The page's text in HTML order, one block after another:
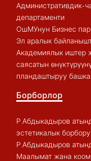
Административдик-
департаменти
ОшМУнун Бизнес
Эл аралык
Академиялык иштер
саясатын
пландаштыруу
Борборлор
Р.Абдыкадыров
эстетикалык борбору
Р.Абдыкадыров
Маалымат жана